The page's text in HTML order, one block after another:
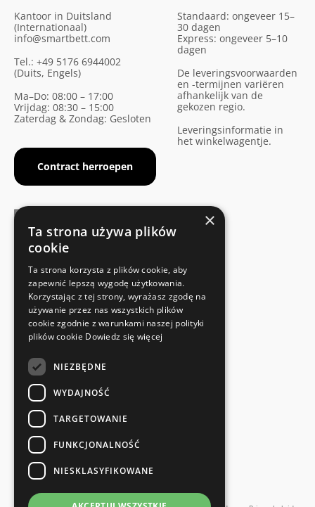
Kantoor in Duitsland
(Internationaal)
info@smartbett.com
Tel.: +49 5176 6944002
(Duits, Engels)
Ma–Do: 08:00 – 17:00
Vrijdag: 08:30 – 15:00
Zaterdag & Zondag: Gesloten
Contract herroepen
Standaard: ongeveer 15–
30 dagen
Express: ongeveer 5–10
dagen
De leveringsvoorwaarden
en -termijnen variëren
afhankelijk van de
gekozen regio.
Leveringsinformatie in
het winkelwagentje.
Voldoet aan de veiligheidsnormen
SNELLE EN EENVOUDIGE RETOUR
Retourservice
RECHTSTREEKS VAN DE FABRIKANT
Speciale kwaliteitscontrole
en meer...
×
Ta strona używa plików
cookie
Ta strona korzysta z plików cookie, aby
zapewnić lepszą wygodę użytkowania.
Korzystając z tej strony, wyrażasz zgodę na
używanie przez nas wszystkich plików
cookie zgodnie z warunkami naszej polityki
plików cookie Dowiedz się więcej
NIEZBĘDNE
WYDAJNOŚĆ
TARGETOWANIE
FUNKCJONALNOŚĆ
NIESKLASYFIKOWANE